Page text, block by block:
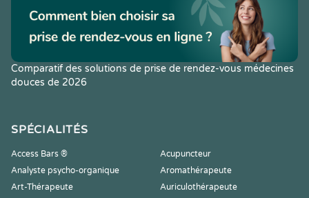
Comparatif des solutions de prise de rendez-vous médecines
douces de 2026
SPÉCIALITÉS
Access Bars ®
Acupuncteur
Analyste psycho-organique
Aromathérapeute
Art-Thérapeute
Auriculothérapeute